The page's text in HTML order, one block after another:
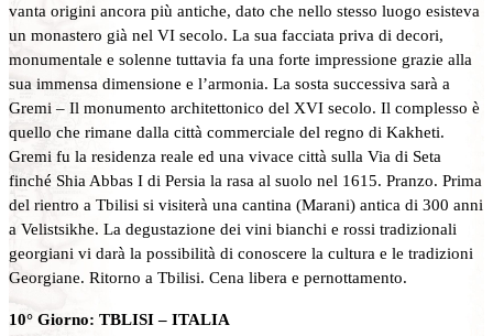
vanta origini ancora più antiche, dato che nello stesso luogo esisteva
un monastero già nel VI secolo. La sua facciata priva di decori,
monumentale e solenne tuttavia fa una forte impressione grazie alla
sua immensa dimensione e l’armonia. La sosta successiva sarà a
Gremi – Il monumento architettonico del XVI secolo. Il complesso è
quello che rimane dalla città commerciale del regno di Kakheti.
Gremi fu la residenza reale ed una vivace città sulla Via di Seta
finché Shia Abbas I di Persia la rasa al suolo nel 1615. Pranzo. Prima
del rientro a Tbilisi si visiterà una cantina (Marani) antica di 300 anni
a Velistsikhe. La degustazione dei vini bianchi e rossi tradizionali
georgiani vi darà la possibilità di conoscere la cultura e le tradizioni
Georgiane. Ritorno a Tbilisi. Cena libera e pernottamento.
10° Giorno: TBLISI – ITALIA